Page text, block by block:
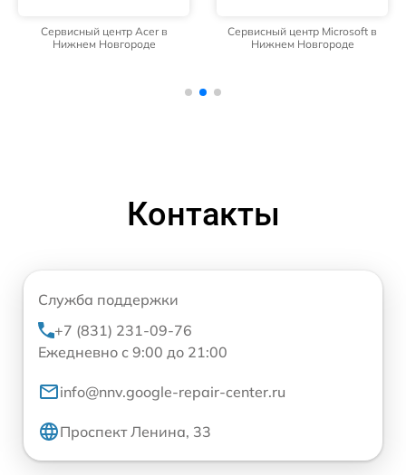
Сервисный центр Acer в
Нижнем Новгороде
Сервисный центр Microsoft в
Нижнем Новгороде
Контакты
Служба поддержки
+7 (831) 231-09-76
Ежедневно с 9:00 до 21:00
info@nnv.google-repair-center.ru
Проспект Ленина, 33